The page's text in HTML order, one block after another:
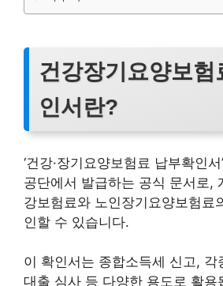
건강장기요양보험
인서란?
‘건강·장기요양보험료 납부확인
공단에서 발급하는 공식 문서로,
강보험료와 노인장기요양보험료
인할 수 있습니다.
이 확인서는 종합소득세 신고, 각
대출 심사 등 다양한 용도로 활용